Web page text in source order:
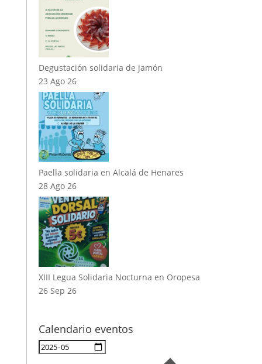
Degustación solidaria de jamón
23 Ago 26
Paella solidaria en Alcalá de Henares
28 Ago 26
XIII Legua Solidaria Nocturna en Oropesa
26 Sep 26
Calendario eventos